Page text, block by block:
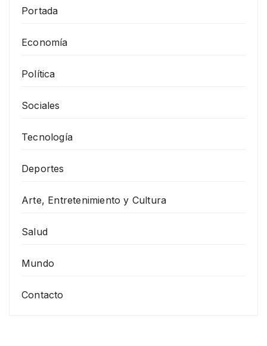
Portada
Economía
Política
Sociales
Tecnología
Deportes
Arte, Entretenimiento y Cultura
Salud
Mundo
Contacto